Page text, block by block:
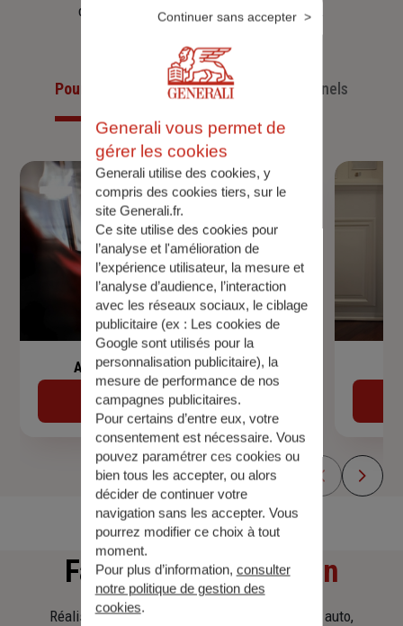
d’aujourd’hui et anticiper ceux de demain.
Pour les particuliersPour les professionnels
Assurance de prêt immobilier
Découvrir
Faitesune simulation
Réalisez une simulation tarifaire d'assurance, auto,
Generali vous permet de
gérer les cookies
Generali utilise des cookies, y
compris des cookies tiers, sur le
site Generali.fr.
Ce site utilise des cookies pour
l’analyse et l'amélioration de
l’expérience utilisateur, la mesure et
l’analyse d’audience, l’interaction
avec les réseaux sociaux, le ciblage
publicitaire (ex : Les cookies de
Google sont utilisés pour la
personnalisation publicitaire), la
mesure de performance de nos
campagnes publicitaires.
Pour certains d’entre eux, votre
consentement est nécessaire. Vous
pouvez paramétrer ces cookies ou
bien tous les accepter, ou alors
décider de continuer votre
navigation sans les accepter. Vous
pourrez modifier ce choix à tout
moment.
Pour plus d’information, consulter
notre politique de gestion des
cookies.
Continuer sans accepter